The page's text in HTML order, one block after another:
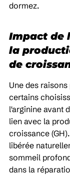
dormez.
Impact de
la
de
Une des
certains
l'arginine avant
lien avec la
croissance
libérée
sommeil
dans la